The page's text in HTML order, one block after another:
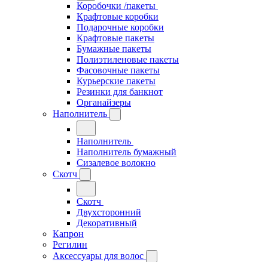
Коробочки /пакеты
Крафтовые коробки
Подарочные коробки
Крафтовые пакеты
Бумажные пакеты
Полиэтиленовые пакеты
Фасовочные пакеты
Курьерские пакеты
Резинки для банкнот
Органайзеры
Наполнитель
Наполнитель
Наполнитель бумажный
Сизалевое волокно
Скотч
Скотч
Двухсторонний
Декоративный
Капрон
Регилин
Аксессуары для волос